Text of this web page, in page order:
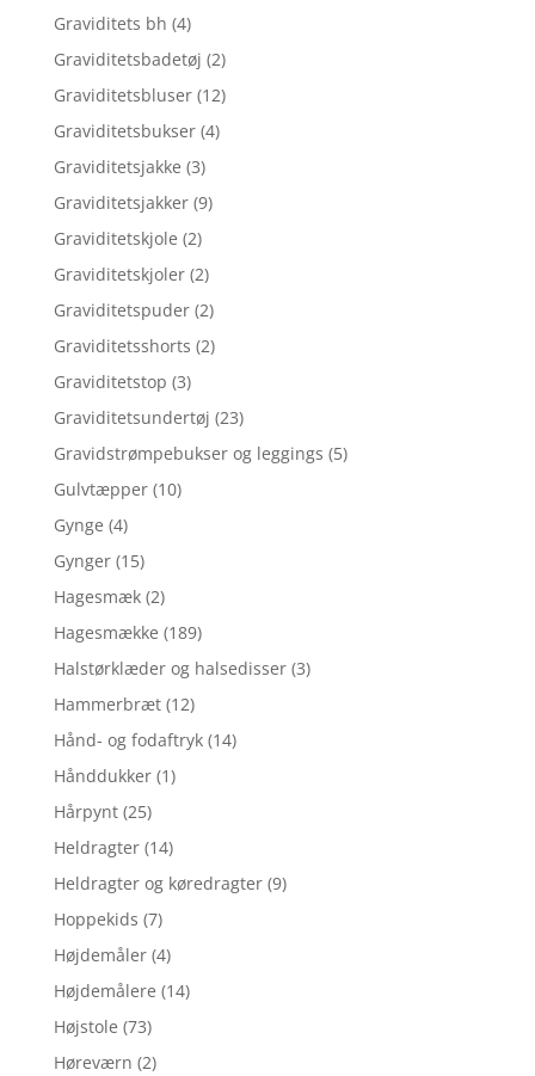
Graviditets bh (4)
Graviditetsbadetøj (2)
Graviditetsbluser (12)
Graviditetsbukser (4)
Graviditetsjakke (3)
Graviditetsjakker (9)
Graviditetskjole (2)
Graviditetskjoler (2)
Graviditetspuder (2)
Graviditetsshorts (2)
Graviditetstop (3)
Graviditetsundertøj (23)
Gravidstrømpebukser og leggings (5)
Gulvtæpper (10)
Gynge (4)
Gynger (15)
Hagesmæk (2)
Hagesmække (189)
Halstørklæder og halsedisser (3)
Hammerbræt (12)
Hånd- og fodaftryk (14)
Hånddukker (1)
Hårpynt (25)
Heldragter (14)
Heldragter og køredragter (9)
Hoppekids (7)
Højdemåler (4)
Højdemålere (14)
Højstole (73)
Høreværn (2)